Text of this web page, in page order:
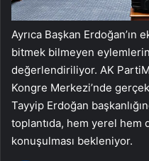
Ayrıca Başkan Erdoğan’ın
bitmek bilmeyen
değerlendiriliyor. AK
Kongre Merkezi’nde
Tayyip Erdoğan
toplantıda, hem yerel hem
konuşulması bekleniyor.